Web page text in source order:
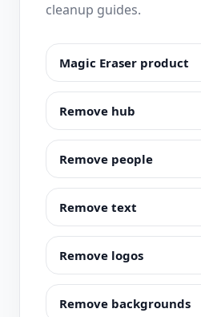
cleanup guides.
Magic Eraser product
Remove hub
Remove people
Remove text
Remove logos
Remove backgrounds